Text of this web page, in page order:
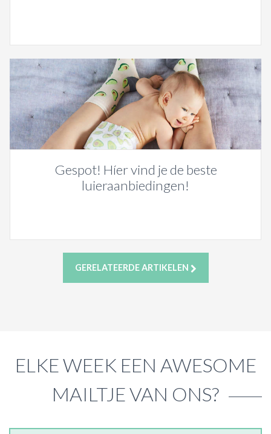
Gespot! Híer vind je de beste
luieraanbiedingen!
GERELATEERDE ARTIKELEN
ELKE WEEK EEN AWESOME
MAILTJE VAN ONS?